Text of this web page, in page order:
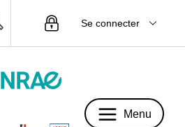
Se connecter
Menu